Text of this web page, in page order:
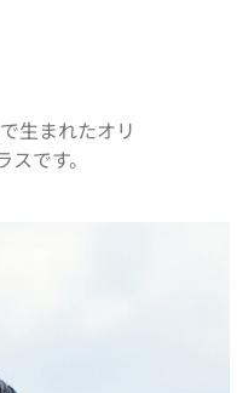
生まれたオリ
です。